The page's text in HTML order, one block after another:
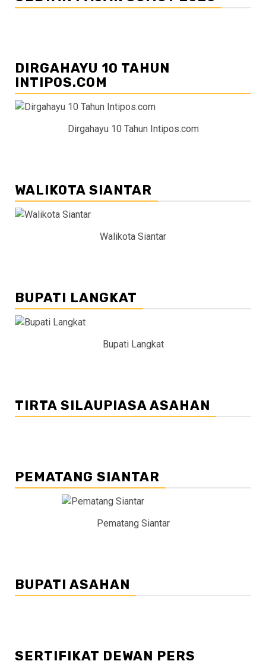
DIRGAHAYU 10 TAHUN
INTIPOS.COM
Dirgahayu 10 Tahun Intipos.com
WALIKOTA SIANTAR
Walikota Siantar
BUPATI LANGKAT
Bupati Langkat
TIRTA SILAUPIASA ASAHAN
PEMATANG SIANTAR
Pematang Siantar
BUPATI ASAHAN
SERTIFIKAT DEWAN PERS